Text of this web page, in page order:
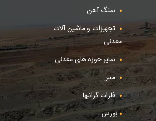
سنگ آهن
تجهیزات و ماشین آلات
معدنی
سایر حوزه های معدنی
مس
فلزات گرانبها
بورس